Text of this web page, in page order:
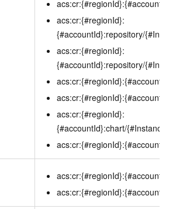
acs:cr:{#regionId}:
{#accountId}:repository/
acs:cr:{#regionId}:
{#accountId}:repository/
acs:cr:{#regionId}:
{#accountId}:chart/